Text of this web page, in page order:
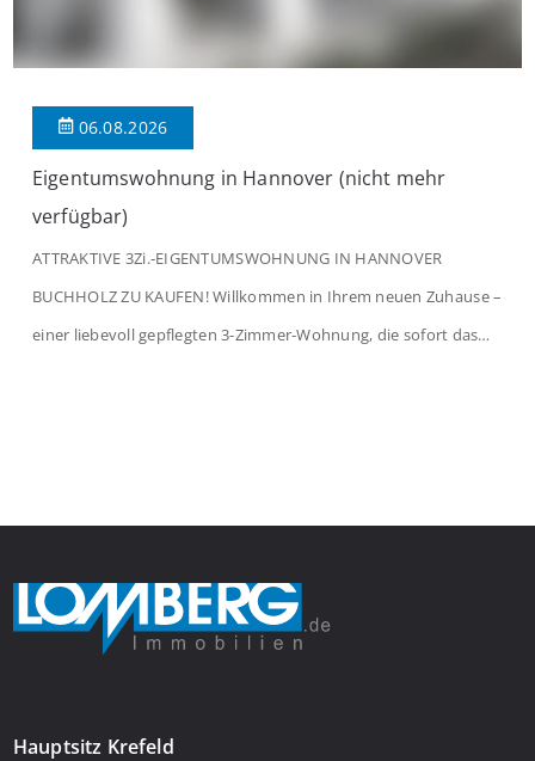
06.08.2026
Eigentumswohnung in Hannover (nicht mehr
verfügbar)
ATTRAKTIVE 3Zi.-EIGENTUMSWOHNUNG IN HANNOVER
BUCHHOLZ ZU KAUFEN! Willkommen in Ihrem neuen Zuhause –
einer liebevoll gepflegten 3-Zimmer-Wohnung, die sofort das
Hauptsitz Krefeld